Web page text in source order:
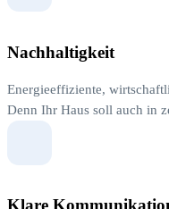
Nachhaltigkeit
Energieeffiziente,
Denn Ihr Haus soll auch in